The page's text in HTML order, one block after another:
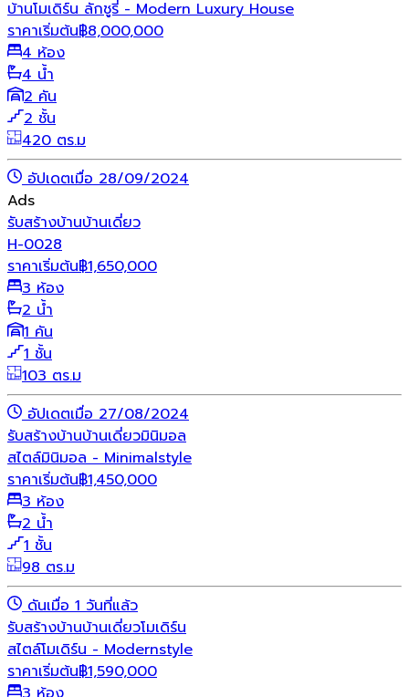
บ้านโมเดิร์น ลักชูรี่ - Modern Luxury House
ราคาเริ่มต้น฿8,000,000
4 ห้อง
4 น้ำ
2 คัน
2 ชั้น
420 ตร.ม
อัปเดตเมื่อ 28/09/2024
Ads
รับสร้างบ้านบ้านเดี่ยว
H-0028
ราคาเริ่มต้น฿1,650,000
3 ห้อง
2 น้ำ
1 คัน
1 ชั้น
103 ตร.ม
อัปเดตเมื่อ 27/08/2024
รับสร้างบ้านบ้านเดี่ยวมินิมอล
สไตล์มินิมอล - Minimalstyle
ราคาเริ่มต้น฿1,450,000
3 ห้อง
2 น้ำ
1 ชั้น
98 ตร.ม
ดันเมื่อ 1 วันที่แล้ว
รับสร้างบ้านบ้านเดี่ยวโมเดิร์น
สไตล์โมเดิร์น - Modernstyle
ราคาเริ่มต้น฿1,590,000